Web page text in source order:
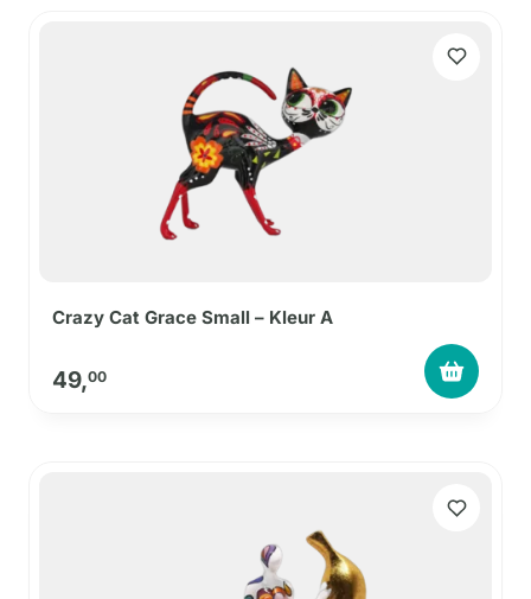
Crazy Cat Grace Small – Kleur A
49,00